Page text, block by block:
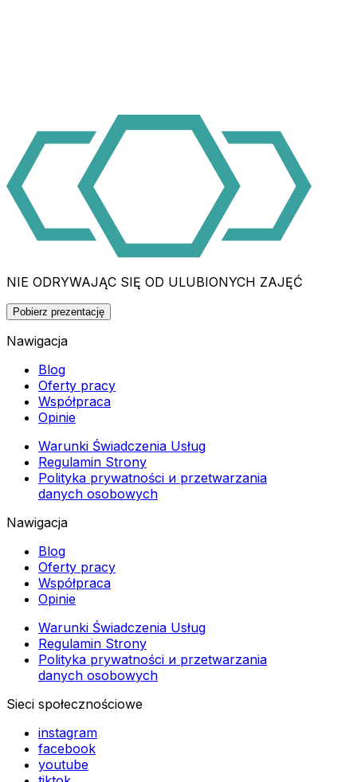
NIE ODRYWAJĄC SIĘ OD ULUBIONYCH ZAJĘĆ
Pobierz prezentację
Nawigacja
Blog
Oferty pracy
Współpraca
Opinie
Warunki Świadczenia Usług
Regulamin Strony
Polityka prywatności и przetwarzania
danych osobowych
Nawigacja
Blog
Oferty pracy
Współpraca
Opinie
Warunki Świadczenia Usług
Regulamin Strony
Polityka prywatności и przetwarzania
danych osobowych
Sieci społecznościowe
instagram
facebook
youtube